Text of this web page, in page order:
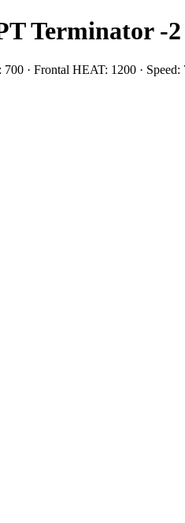
Terminator -2
· Frontal HEAT: 1200 ·